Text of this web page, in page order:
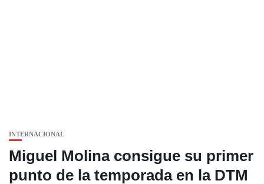
INTERNACIONAL
Miguel Molina consigue su primer
punto de la temporada en la DTM